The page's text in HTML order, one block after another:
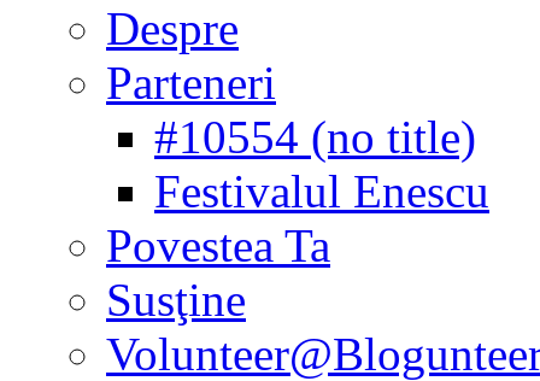
Despre
Parteneri
#10554 (no title)
Festivalul Enescu
Povestea Ta
Susţine